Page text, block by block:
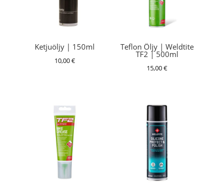
Ketjuöljy | 150ml
10,00€
Teflon Öljy | Weldtite
TF2 | 500ml
15,00€